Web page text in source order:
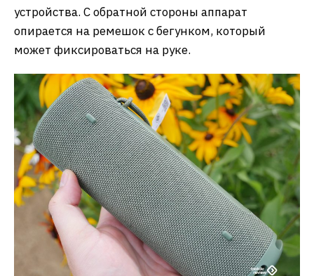
устройства. С обратной стороны аппарат
опирается на ремешок с бегунком, который
может фиксироваться на руке.